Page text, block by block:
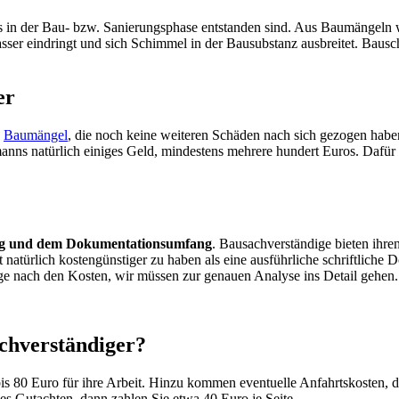
der Bau- bzw. Sanierungsphase entstanden sind. Aus
eindringt und sich Schimmel in der Bausubstanz ausbreitet.
Baumängel, die noch keine weiteren Schäden nach sich gezogen
natürlich einiges Geld, mindestens mehrere hundert Euros.
und dem Dokumentationsumfang. Bausachverständige bieten
kostengünstiger zu haben als eine ausführliche
nach den Kosten, wir müssen zur genauen Analyse ins Detail gehen.
80 Euro für ihre Arbeit. Hinzu kommen eventuelle Anfahrtskosten,